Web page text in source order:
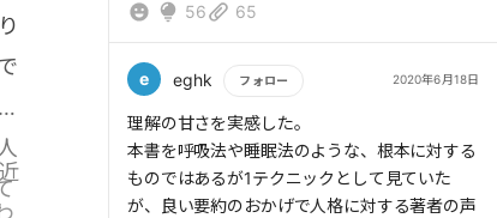
いえるもの。
たい自分になり、誰かのために何かをなすこ
と。これが公的成功といえる。
繰り返し読み、自分を振り返ること。PDCAサ
56 65
e eghk フォロー 2020年6月18日
もっと読む
理解の甘さを実感した。
本書を呼吸法や睡眠法のような、根本に対する
ものではあるが1テクニックとして見ていた
が、良い要約のおかげで人格に対する著者の声